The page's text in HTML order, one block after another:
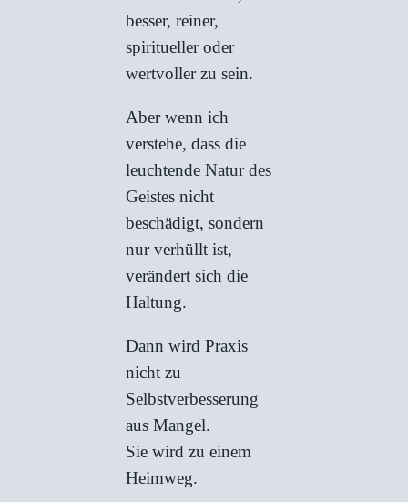
besser, reiner,
spiritueller oder
wertvoller zu sein.
Aber wenn ich
verstehe, dass die
leuchtende Natur des
Geistes nicht
beschädigt, sondern
nur verhüllt ist,
verändert sich die
Haltung.
Dann wird Praxis
nicht zu
Selbstverbesserung
aus Mangel.
Sie wird zu einem
Heimweg.